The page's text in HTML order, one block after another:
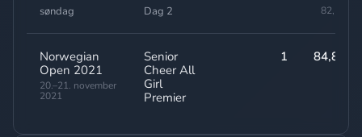
søndag Dag 2 82,50
Norwegian
Open 2021
20.–21. november
2021
Senior
Cheer All
Girl
Premier
1 84,80